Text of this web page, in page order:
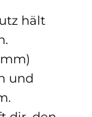
hält
und